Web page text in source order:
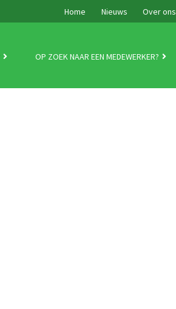
Home Nieuws Over ons
OP ZOEK NAAR EEN MEDEWERKER?